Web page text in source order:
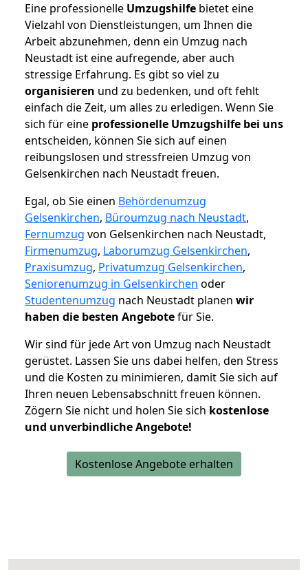
Eine professionelle Umzugshilfe bietet eine
Vielzahl von Dienstleistungen, um Ihnen die
Arbeit abzunehmen, denn ein Umzug nach
Neustadt ist eine aufregende, aber auch
stressige Erfahrung. Es gibt so viel zu
organisieren und zu bedenken, und oft fehlt
einfach die Zeit, um alles zu erledigen. Wenn Sie
sich für eine professionelle Umzugshilfe bei uns
entscheiden, können Sie sich auf einen
reibungslosen und stressfreien Umzug von
Gelsenkirchen nach Neustadt freuen.
Egal, ob Sie einen Behördenumzug
Gelsenkirchen, Büroumzug nach Neustadt,
Fernumzug von Gelsenkirchen nach Neustadt,
Firmenumzug, Laborumzug Gelsenkirchen,
Praxisumzug, Privatumzug Gelsenkirchen,
Seniorenumzug in Gelsenkirchen oder
Studentenumzug nach Neustadt planen wir
haben die besten Angebotefür Sie.
Wir sind für jede Art von Umzug nach Neustadt
gerüstet. Lassen Sie uns dabei helfen, den Stress
und die Kosten zu minimieren, damit Sie sich auf
Ihren neuen Lebensabschnitt freuen können.
Zögern Sie nicht und holen Sie sich kostenlose
und unverbindliche Angebote!
Kostenlose Angebote erhalten